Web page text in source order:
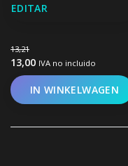
EDITAR
13,21
13,00 IVA no incluido
IN WINKELWAGEN